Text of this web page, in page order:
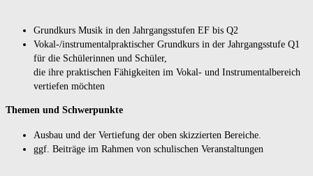
Grundkurs Musik in den Jahrgangsstufen EF bis Q2
Vokal-/instrumentalpraktischer Grundkurs in der Jahrgangsstufe Q1
für die Schülerinnen und Schüler,
die ihre praktischen Fähigkeiten im Vokal- und Instrumentalbereich
vertiefen möchten
Themen und Schwerpunkte
Ausbau und der Vertiefung der oben skizzierten Bereiche.
ggf. Beiträge im Rahmen von schulischen Veranstaltungen